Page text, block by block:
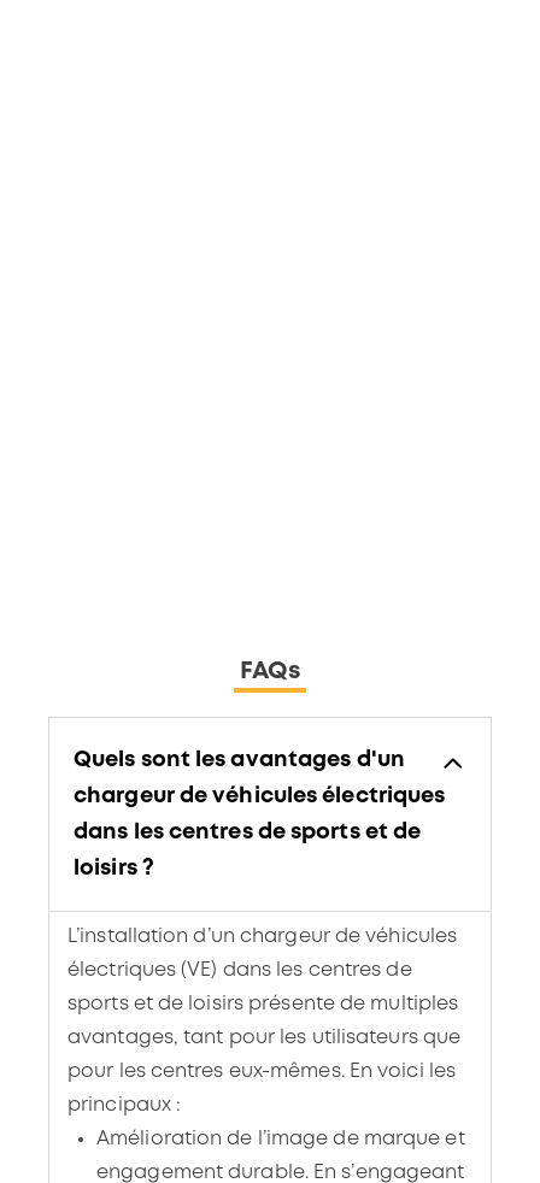
FAQs
Quels sont les avantages d'un
chargeur de véhicules électriques
dans les centres de sports et de
loisirs ?
L’installation d’un chargeur de véhicules
électriques (VE) dans les centres de
sports et de loisirs présente de multiples
avantages, tant pour les utilisateurs que
pour les centres eux-mêmes. En voici les
principaux :
Amélioration de l’image de marque et
engagement durable. En s’engageant